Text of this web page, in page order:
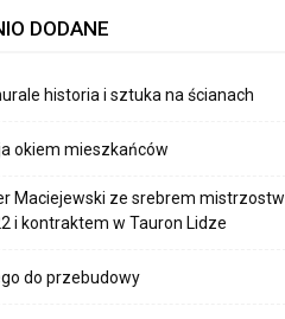
DODANE
historia i sztuka na ścianach
okiem mieszkańców
Maciejewski ze srebrem mistrzostw
i kontraktem w Tauron Lidze
do przebudowy